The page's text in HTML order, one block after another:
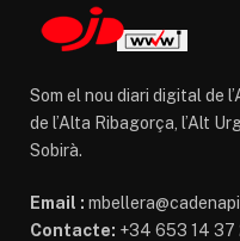
Som el nou diari digital de
de l’Alta Ribagorça, l’Alt
Sobirà.
Email :
Contacte: +34 653 14 37